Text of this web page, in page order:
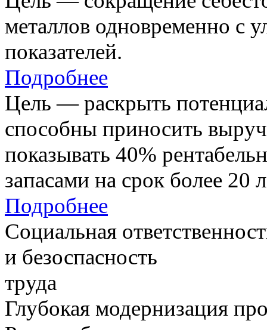
металлов одновременно с
показателей.
Подробнее
Цель — раскрыть
способны приносить
показывать 40%
запасами на срок более 20
Подробнее
Социальная
и безоспасность
труда
Глубокая модернизация